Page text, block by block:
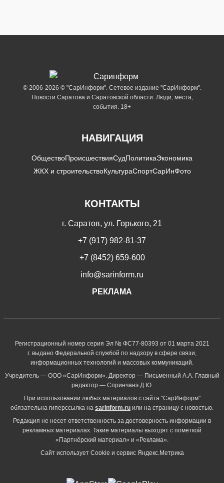
© 2006-2026 © "СарИнформ". Сетевое издание "СарИнформ".
Новости Саратова и Саратовской области. Люди, места,
события. 18+
НАВИГАЦИЯ
ОбществоПроисшествияСудПолитикаЭкономика
ЖКХ и строительствоКультураСпортСарИнФото
КОНТАКТЫ
г. Саратов, ул. Горького, 21
+7 (917) 982-81-37
+7 (8452) 659-600
info@sarinform.ru
РЕКЛАМА
Регистрационный номер серия Эл № ФС77-80393 от 01 марта 2021
г. выдано Федеральной службой по надзору в сфере связи,
информационных технологий и массовых коммуникаций.
Учредитель — ООО «СарИнформ». Директор — Письменный А.А. Главный
редактор — Спринчанэ Д.Ю.
При использовании любых материалов с сайта "СарИнформ"
обязательна гиперссылка на sarinform.ru или на страницу с новостью.
Редакция не несет ответственность за достоверность информации в
рекламных материалах. Такие материалы выходят с пометкой
«Партнёрский материал» и «Реклама».
Сайт использует Cookie и сервиc Яндекс.Метрика